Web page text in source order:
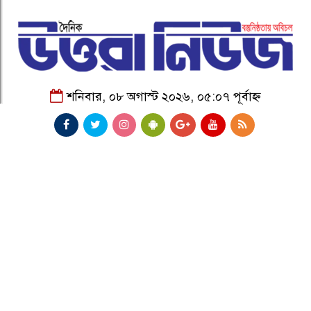
শনিবার, ০৮ অগাস্ট ২০২৬, ০৫:০৭ পূর্বাহ্ন